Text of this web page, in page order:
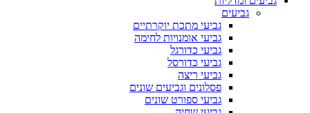
גביעים
גביעי מתכת יוקרתיים
גביעי אומנויות לחימה
גביעי כדורגל
גביעי כדורסל
גביעי ריצה
פסלונים וגביעים שונים
גביעי ספורט שונים